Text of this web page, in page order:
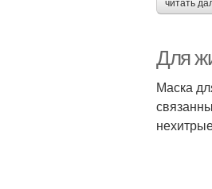
читать
Для
Маска